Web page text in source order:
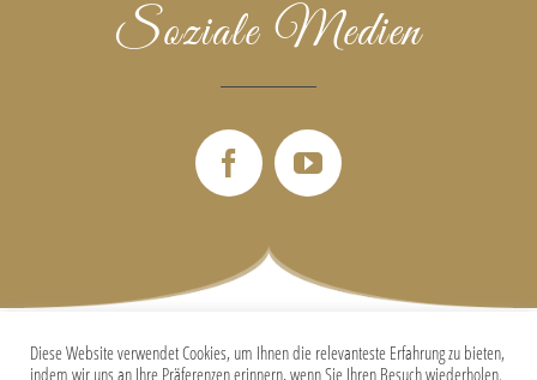
Soziale Medien
Diese Website verwendet Cookies, um Ihnen die relevanteste Erfahrung zu bieten,
indem wir uns an Ihre Präferenzen erinnern, wenn Sie Ihren Besuch wiederholen.